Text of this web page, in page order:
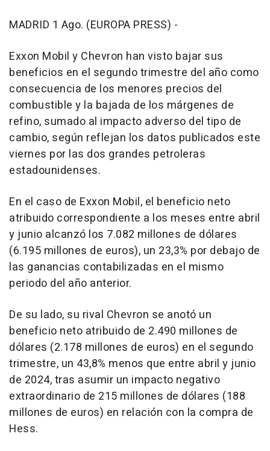
MADRID 1 Ago. (EUROPA PRESS) -
Exxon Mobil y Chevron han visto bajar sus
beneficios en el segundo trimestre del año como
consecuencia de los menores precios del
combustible y la bajada de los márgenes de
refino, sumado al impacto adverso del tipo de
cambio, según reflejan los datos publicados este
viernes por las dos grandes petroleras
estadounidenses.
En el caso de Exxon Mobil, el beneficio neto
atribuido correspondiente a los meses entre abril
y junio alcanzó los 7.082 millones de dólares
(6.195 millones de euros), un 23,3% por debajo de
las ganancias contabilizadas en el mismo
periodo del año anterior.
De su lado, su rival Chevron se anotó un
beneficio neto atribuido de 2.490 millones de
dólares (2.178 millones de euros) en el segundo
trimestre, un 43,8% menos que entre abril y junio
de 2024, tras asumir un impacto negativo
extraordinario de 215 millones de dólares (188
millones de euros) en relación con la compra de
Hess.